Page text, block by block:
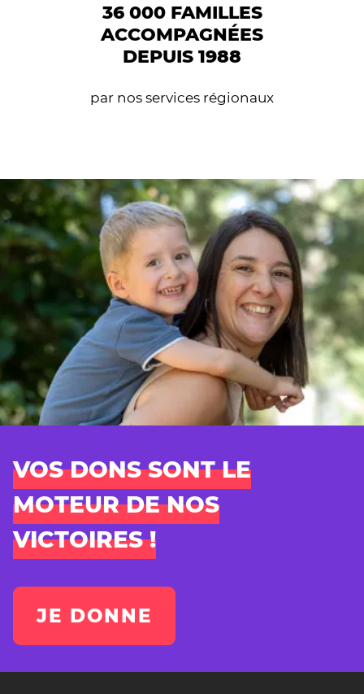
36 000 FAMILLES
ACCOMPAGNÉES
DEPUIS 1988
par nos services régionaux
VOS DONS SONT LE
MOTEUR DE NOS
VICTOIRES !
JE DONNE